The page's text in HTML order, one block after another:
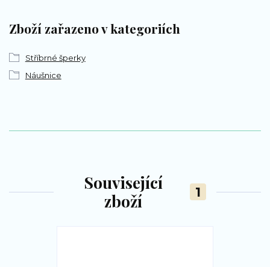
Zboží zařazeno v kategoriích
Stříbrné šperky
Náušnice
Související
zboží
1